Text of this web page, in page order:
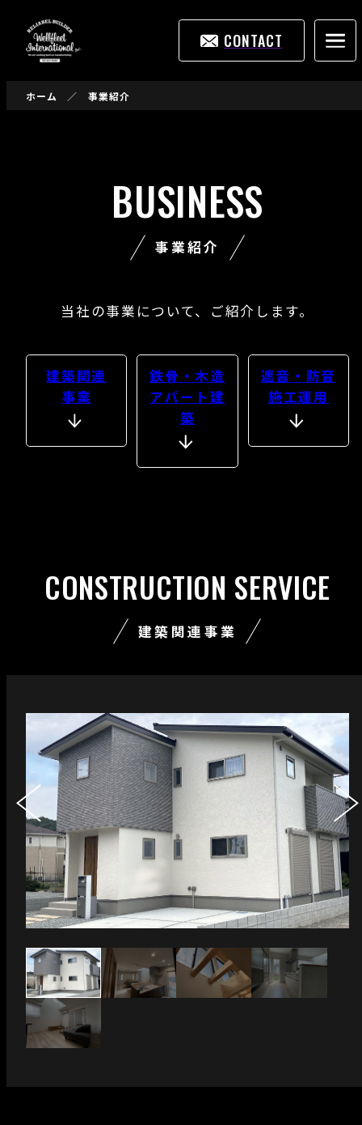
CONTACT
ホーム 事業紹介
BUSINESS
事業紹介
当社の事業について、ご紹介します。
建築関連
事業
鉄骨・木造
アパート建
築
遮音・防音
施工運用
CONSTRUCTION SERVICE
建築関連事業